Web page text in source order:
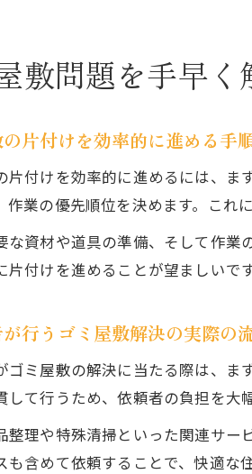
敷問題を手早
片付けを効率的に進める手
片付けを効率的に進めるには、
作業の優先順位を決めます。これ
な資材や道具の準備、そして作
片付けを進めることが望ましい
行うゴミ屋敷解決の実際の
ゴミ屋敷の解決に当たる際は、
して行うため、依頼者の負担を大
整理や特殊清掃といった関連サ
も含めて依頼することで、快適な